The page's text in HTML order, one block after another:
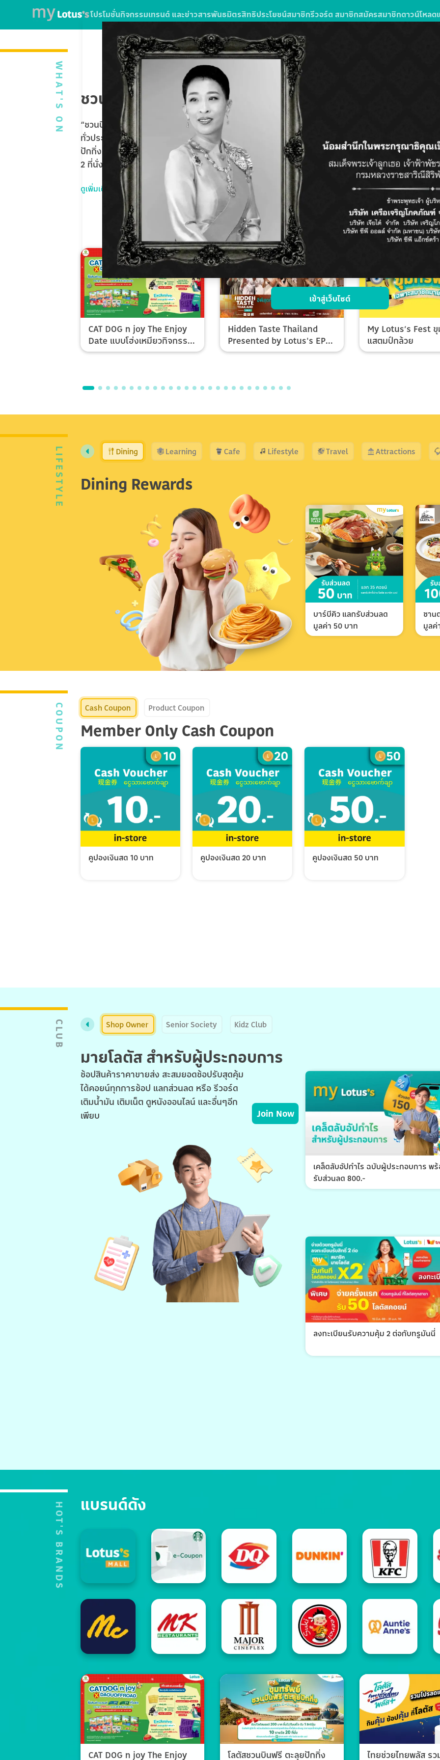
เข้าสู่เว็บไซต์
โปรโมชั่นกิจกรรมเทรนด์ และข่าวสารพันธมิตรสิทธิประโยชน์สมาชิกรีวอร์ด สมาชิกสมัครสมาชิกดาวน์โหลด
WHAT'S ON ชวนบินฟรี ตะลุยปักกิ่ง
“ชวนบินฟรี ตะลุยปักกิ่ง” ใบเสร็จจากการซื้อสินค้าหรือบริการในโลตัสส์มอลล์
ทั่วประเทศ หรือใช้บริการ SPARK EV ที่โลตัส โกเฟรช ลุ้นรับแพ็กเกจทัวร์
ปักกิ่ง Universal Studios Beijing 5 วัน 3 คืน จำนวน 10 รางวัล รางวัลละ
2 ที่นั่ง รวมมูลค่ากว่า 1,020,000 บาท
ดูเพิ่มเติม
CAT DOG n joy The Enjoy
Date แบบโฮ่งเหมียวกิจกรรม
Top Spender & Lucky Fan
Hidden Taste Thailand
Presented by Lotus's EP
Final
My Lotus’s Fest
แสตมป์กล้วย
LIFESTYLE Dining Learning Cafe Lifestyle Travel Attractions
Dining Rewards
บาร์บีคิว แลกรับส่วนลด
มูลค่า 50 บาท
ซาน
มูลค่
COUPON Cash Coupon Product Coupon
Member Only Cash Coupon
คูปองเงินสด 10 บาท คูปองเงินสด 20 บาท คูปองเงินสด 50 บาท
CLUB Shop Owner Senior Society Kidz Club
มายโลตัส สำหรับผู้ประกอบการ
ช้อปสินค้าราคาขายส่ง สะสมยอดช้อปรับสุดคุ้ม
ได้คอยน์ทุกการช้อป แลกส่วนลด หรือ รีวอร์ด
เติมน้ำมัน เติมเน็ต ดูหนังออนไลน์ และอื่นๆอีก
เพียบ
Join Now
เคล็ดลับอัปกำไร ฉบับผู้ประกอบการ พ
รับส่วนลด 800.-
ลงทะเบียนรับความคุ้ม 2 ต่อกับทรูมันนี่
HOT'S BRANDS แบรนด์ดัง
CAT DOG n joy The Enjoy
โลตัสชวนบินฟรี ตะลุยปักกิ่ง
ไทยช่วยไทยพลัส รว